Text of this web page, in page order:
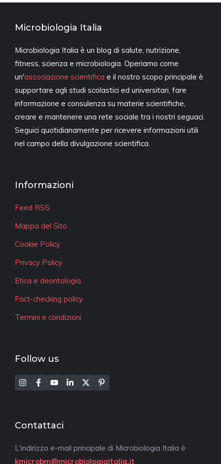
Microbiologia Italia
Microbiologia Italia è un blog di salute, nutrizione,
fitness, scienza e microbiologia. Operiamo come
un'associazione scientifica e il nostro scopo principale è
supportare agli studi scolastici ed universitari, fare
informazione e consulenza su materie scientifiche,
creare e mantenere una rete sociale tra i nostri seguaci.
Seguici quotidianamente per ricevere informazioni utili
nel campo della divulgazione scientifica.
Informazioni
Feed RSS
Mappa del Sito
Cookie Policy
Privacy Policy
Etica e deontologia
Fact-checking policy
Termini e condizioni
Follow us
Contattaci
L'indirizzo e-mail principale di Microbiologia Italia è
kmicrobm@microbiologiaitalia.it